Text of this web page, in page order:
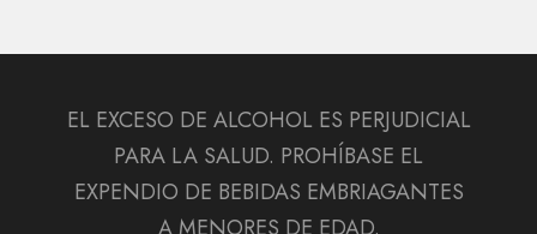
EL EXCESO DE ALCOHOL ES PERJUDICIAL
PARA LA SALUD. PROHÍBASE EL
EXPENDIO DE BEBIDAS EMBRIAGANTES